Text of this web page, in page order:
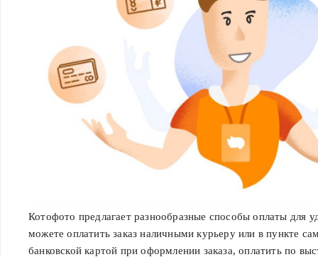
Котофото предлагает разнообразные способы оплаты для
можете оплатить заказ наличными курьеру или в пункте
банковской картой при оформлении заказа, оплатить по